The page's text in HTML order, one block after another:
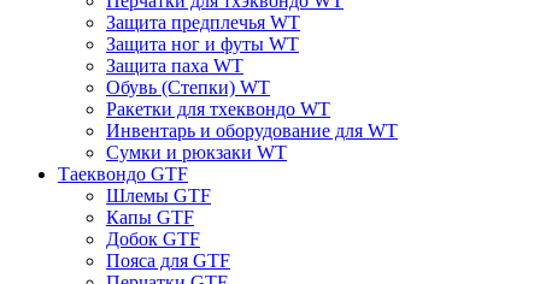
Защита предплечья WT
Защита ног и футы WT
Защита паха WT
Обувь (Степки) WT
Ракетки для тхеквондо WT
Инвентарь и оборудование для WT
Сумки и рюкзаки WT
Таеквондо GTF
Шлемы GTF
Капы GTF
Добок GTF
Пояса для GTF